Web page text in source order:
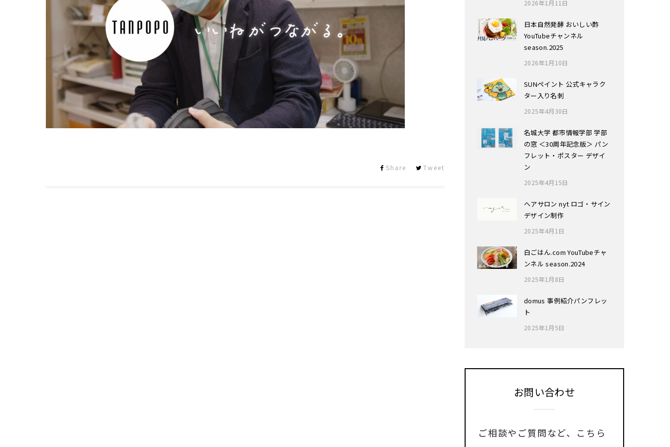
Share Tweet
2026年1月11日
日本自然発酵 おいしい酢
YouTubeチャンネル
season.2025
2026年1月10日
SUNペイント 公式キャラク
ター入り名刺
2025年4月30日
名城大学 都市情報学部 学部
の窓 ＜30周年記念版＞ パン
フレット・ポスター デザイ
ン
2025年4月15日
ヘアサロン nyt ロゴ・サイン
デザイン制作
2025年4月1日
白ごはん.com YouTubeチャ
ンネル season.2024
2025年1月8日
domus 事例紹介パンフレッ
ト
2025年1月5日
お問い合わせ
ご相談やご質問など、
こちら